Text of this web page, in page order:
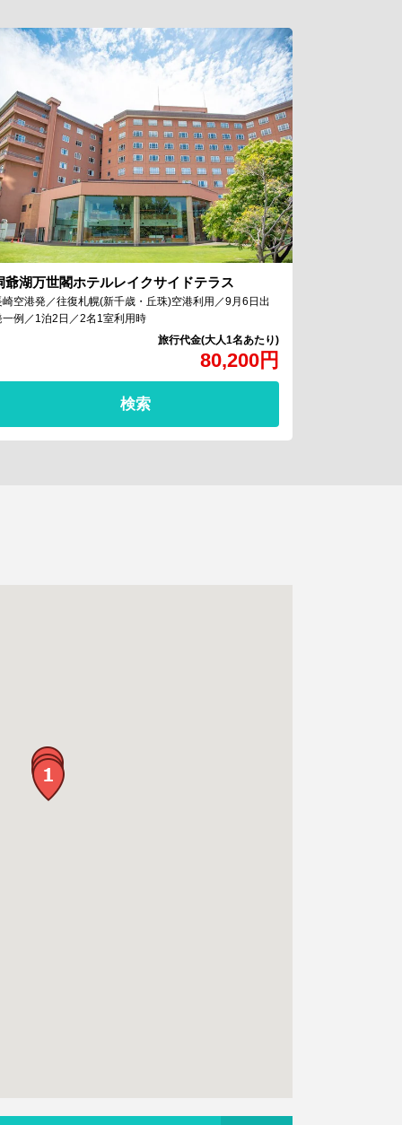
爺湖万世閣ホテルレイクサイドテラス
80,200円
崎空港発／往復札幌(新千歳・丘珠)空港利用／9月6日出
一例／1泊2日／2名1室利用時
検索